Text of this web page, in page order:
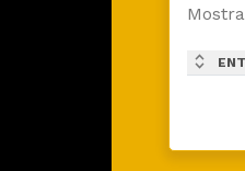
expand_less
expand_more